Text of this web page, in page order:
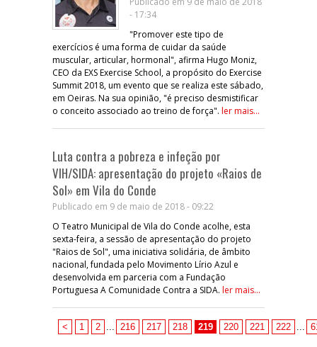
- 17:34
"Promover este tipo de
exercícios é uma forma de cuidar da saúde
muscular, articular, hormonal", afirma Hugo Moniz,
CEO da EXS Exercise School, a propósito do Exercise
Summit 2018, um evento que se realiza este sábado,
em Oeiras. Na sua opinião, "é preciso desmistificar
o conceito associado ao treino de força". ler mais...
Luta contra a pobreza e infeção por
VIH/SIDA: apresentação do projeto «Raios de
Sol» em Vila do Conde
Publicado em 9 de maio de 2018 - 09:22
O Teatro Municipal de Vila do Conde acolhe, esta
sexta-feira, a sessão de apresentação do projeto
"Raios de Sol", uma iniciativa solidária, de âmbito
nacional, fundada pelo Movimento Lírio Azul e
desenvolvida em parceria com a Fundação
Portuguesa A Comunidade Contra a SIDA. ler mais...
< 1 2 216 217 218 219 220 221 222